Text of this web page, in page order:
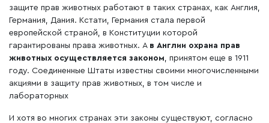
защите прав животных работают в таких странах, как Англия,
Германия, Дания. Кстати, Германия стала первой
европейской страной, в Конституции которой
гарантированы права животных. А в Англии охрана прав
животных осуществляется законом , принятом еще в 1911
году. Соединенные Штаты известны своими многочисленными
акциями в защиту прав животных, в том числе и
лабораторных
И хотя во многих странах эти законы существуют, согласно